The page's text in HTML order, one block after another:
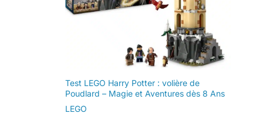
Test LEGO Harry Potter : volière de
Poudlard – Magie et Aventures dès 8 Ans
LEGO